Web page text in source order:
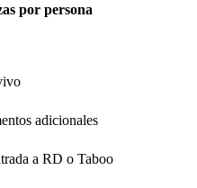
por persona
adicionales
a RD o Taboo